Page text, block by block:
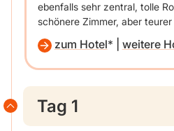
ebenfalls sehr zentral, tolle
schönere Zimmer, aber teurer
zum Hotel weitere
Tag 1